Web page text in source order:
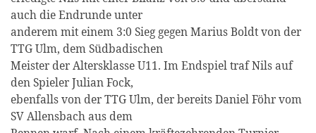
auch die Endrunde unter
anderem mit einem 3:0 Sieg gegen Marius Boldt von der
TTG Ulm, dem Südbadischen
Meister der Altersklasse U11. Im Endspiel traf Nils auf
den Spieler Julian Fock,
ebenfalls von der TTG Ulm, der bereits Daniel Föhr vom
SV Allensbach aus dem